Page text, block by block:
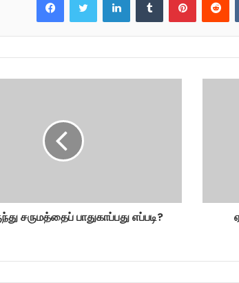
சருமத்தைப் பாதுகாப்பது எப்படி?